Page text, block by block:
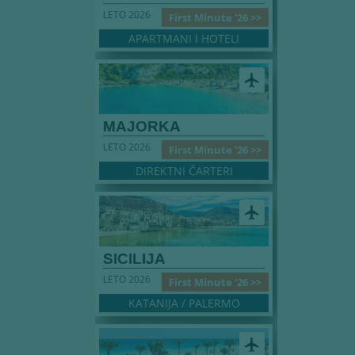
First Minute '26 >>
LETO 2026
APARTMANI I HOTELI
airplanemode_active
MAJORKA
First Minute '26 >>
LETO 2026
DIREKTNI ČARTERI
airplanemode_active
SICILIJA
First Minute '26 >>
LETO 2026
KATANIJA / PALERMO
airplanemode_active